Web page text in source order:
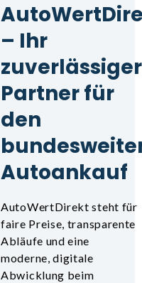
– Ihr
zuverlässiger
Partner für
den
Autoankauf
AutoWertDirekt steht für
faire Preise, transparente
Abläufe und eine
moderne, digitale
Abwicklung beim